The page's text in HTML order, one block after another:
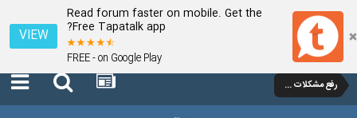
Read forum faster on mobile. Get the
Free Tapatalk app?
FREE - on Google Play
VIEW
رفع مشکلات و سوالات عمومی جوملا 3 تا 3.9